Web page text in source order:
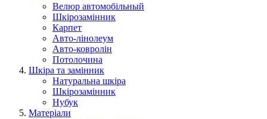
Велюр автомобільный
Шкірозамінник
Карпет
Авто-лінолеум
Авто-ковролін
Потолочина
Шкіра та замінник
Натуральна шкіра
Шкірозамінник
Нубук
Матеріали